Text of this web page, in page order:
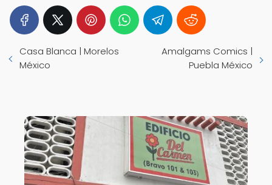
Casa Blanca | Morelos
México
Amalgams Comics |
Puebla México